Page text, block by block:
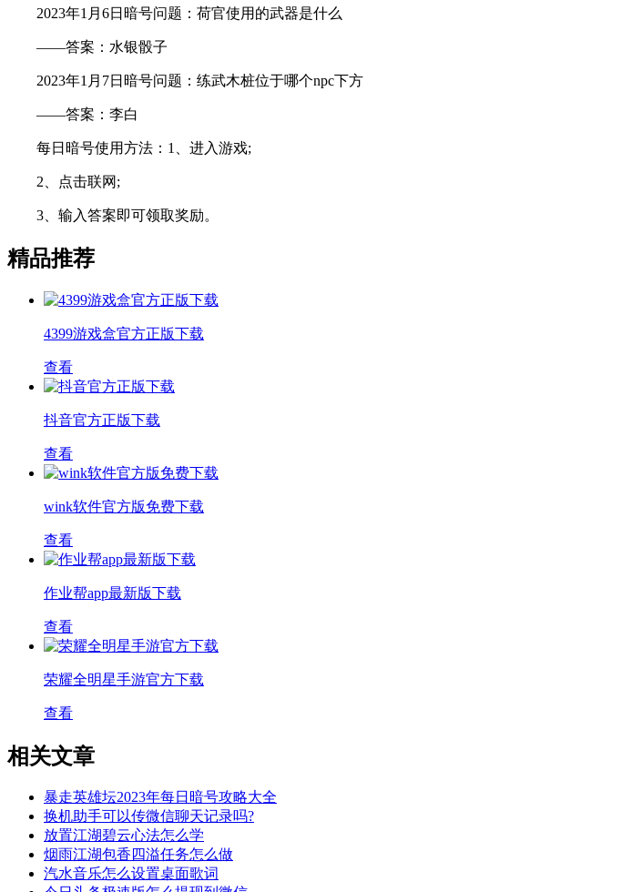
2023年1月6日暗号问题：荷官使用的武器是什么
——答案：水银骰子
2023年1月7日暗号问题：练武木桩位于哪个npc下方
——答案：李白
每日暗号使用方法：1、进入游戏;
2、点击联网;
3、输入答案即可领取奖励。
精品推荐
4399游戏盒官方正版下载
查看
抖音官方正版下载
查看
wink软件官方版免费下载
查看
作业帮app最新版下载
查看
荣耀全明星手游官方下载
查看
相关文章
暴走英雄坛2023年每日暗号攻略大全
换机助手可以传微信聊天记录吗?
放置江湖碧云心法怎么学
烟雨江湖包香四溢任务怎么做
汽水音乐怎么设置桌面歌词